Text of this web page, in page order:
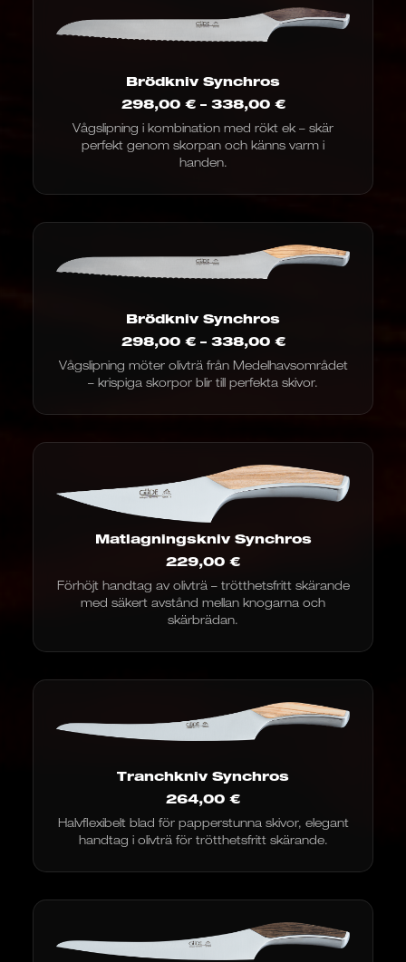
Brödkniv Synchros
298,00 € – 338,00 €Prisintervall:
€
till
Vågslipning i kombination med rökt ek – skär
perfekt genom skorpan och känns varm i
handen.
Brödkniv Synchros
298,00 € – 338,00 €Prisintervall:
€
till
€
Vågslipning möter olivträ från Medelhavsområdet
– krispiga skorpor blir till perfekta skivor.
Matlagningskniv Synchros
229,00 €
Förhöjt handtag av olivträ – trötthetsfritt skärande
med säkert avstånd mellan knogarna och
skärbrädan.
Tranchkniv Synchros
264,00 €
Halvflexibelt blad för papperstunna skivor, elegant
handtag i olivträ för trötthetsfritt skärande.